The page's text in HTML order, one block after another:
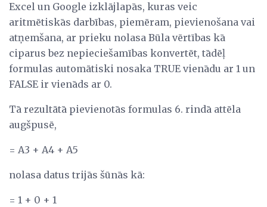
Excel un Google izklājlapās, kuras veic
aritmētiskās darbības, piemēram, pievienošana vai
atņemšana, ar prieku nolasa Būla vērtības kā
ciparus bez nepieciešamības konvertēt, tādēļ
formulas automātiski nosaka TRUE vienādu ar 1 un
FALSE ir vienāds ar 0.
Tā rezultātā pievienotās formulas 6. rindā attēla
augšpusē,
= A3 + A4 + A5
nolasa datus trijās šūnās kā:
= 1 + 0 + 1